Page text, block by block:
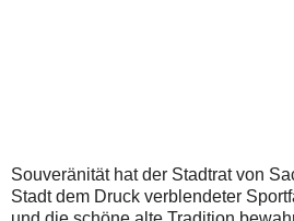
Souveränität hat der Stadtrat von
Stadt dem Druck verblendeter